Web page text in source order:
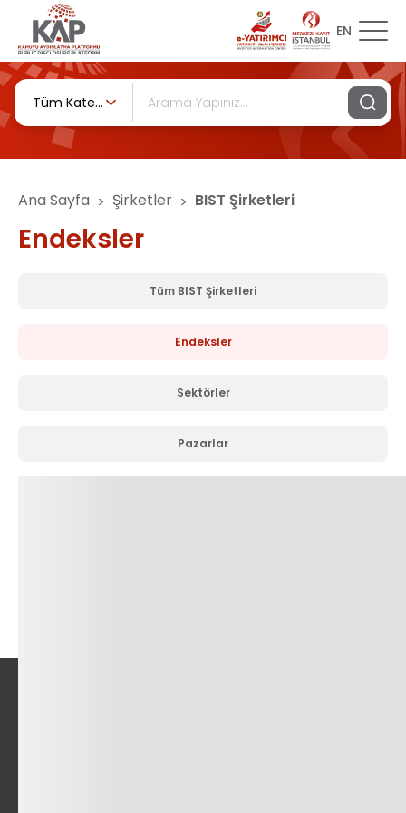
EN
Tüm Kategoriler
Ana Sayfa > Şirketler > BIST Şirketleri
Endeksler
Tüm BIST Şirketleri
Endeksler
Sektörler
Pazarlar